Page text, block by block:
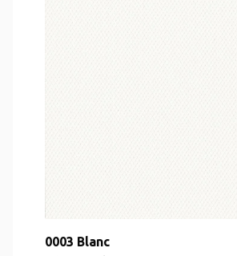
0003 Blanc